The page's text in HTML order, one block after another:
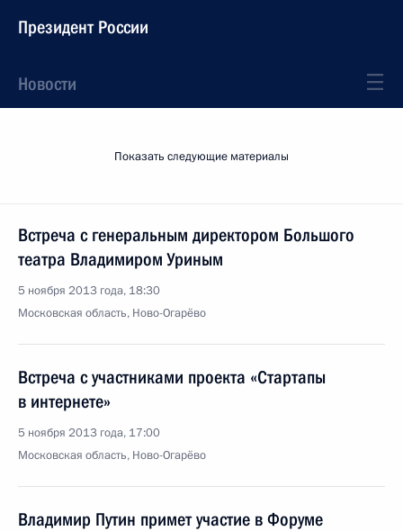
Президент России
Новости
Показать следующие материалы
Встреча с генеральным директором Большого
театра Владимиром Уриным
5 ноября 2013 года, 18:30
Московская область, Ново-Огарёво
Встреча с участниками проекта «Стартапы
в интернете»
5 ноября 2013 года, 17:00
Московская область, Ново-Огарёво
Владимир Путин примет участие в Форуме